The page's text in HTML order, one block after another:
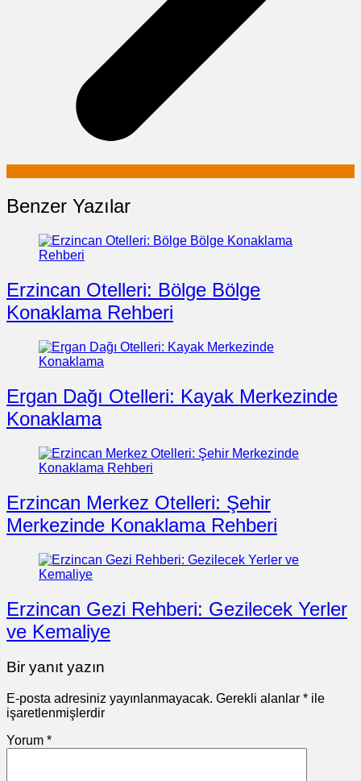
Benzer Yazılar
Erzincan Otelleri: Bölge Bölge
Konaklama Rehberi
Ergan Dağı Otelleri: Kayak Merkezinde
Konaklama
Erzincan Merkez Otelleri: Şehir
Merkezinde Konaklama Rehberi
Erzincan Gezi Rehberi: Gezilecek Yerler
ve Kemaliye
Bir yanıt yazın
E-posta adresiniz yayınlanmayacak. Gerekli alanlar * ile
işaretlenmişlerdir
Yorum *